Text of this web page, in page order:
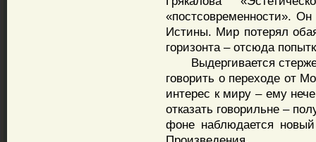
«постсовременности». Он
Истины. Мир потерял
горизонта – отсюда
Выдергивается
говорить о переходе от
интерес к миру – ему
отказать говорильне –
фоне наблюдается